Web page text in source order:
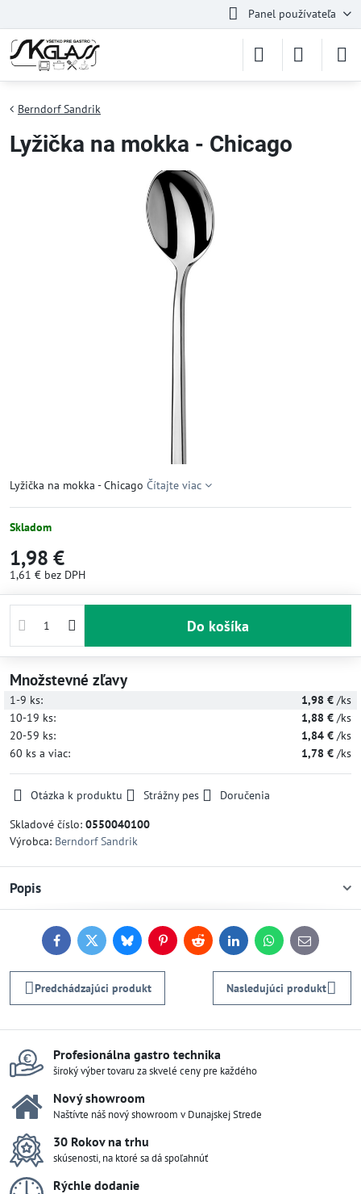
Panel používateľa
Berndorf Sandrik
Lyžička na mokka - Chicago
Lyžička na mokka - Chicago Čítajte viac
Skladom
1,98 €
1,61 € bez DPH
Do košíka
Množstevné zľavy
1-9 ks: 1,98 € /ks
10-19 ks: 1,88 € /ks
20-59 ks: 1,84 € /ks
60 ks a viac: 1,78 € /ks
Otázka k produktu Strážny pes
Doručenia
Skladové číslo: 0550040100
Výrobca: Berndorf Sandrik
Popis
FacebookTwitterBlueskyPinterestReddit LinkedInWhatsApp
E-
mail
Predchádzajúci produkt Nasledujúci produkt
Profesionálna gastro technika
široký výber tovaru za skvelé ceny pre každého
Nový showroom
Naštívte náš nový showroom v Dunajskej Strede
30 Rokov na trhu
skúsenosti, na ktoré sa dá spoľahnúť
Rýchle dodanie